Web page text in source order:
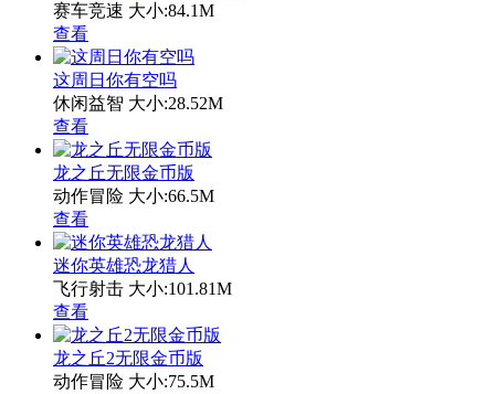
赛车竞速 大小:84.1M
查看
这周日你有空吗
休闲益智 大小:28.52M
查看
龙之丘无限金币版
动作冒险 大小:66.5M
查看
迷你英雄恐龙猎人
飞行射击 大小:101.81M
查看
龙之丘2无限金币版
动作冒险 大小:75.5M